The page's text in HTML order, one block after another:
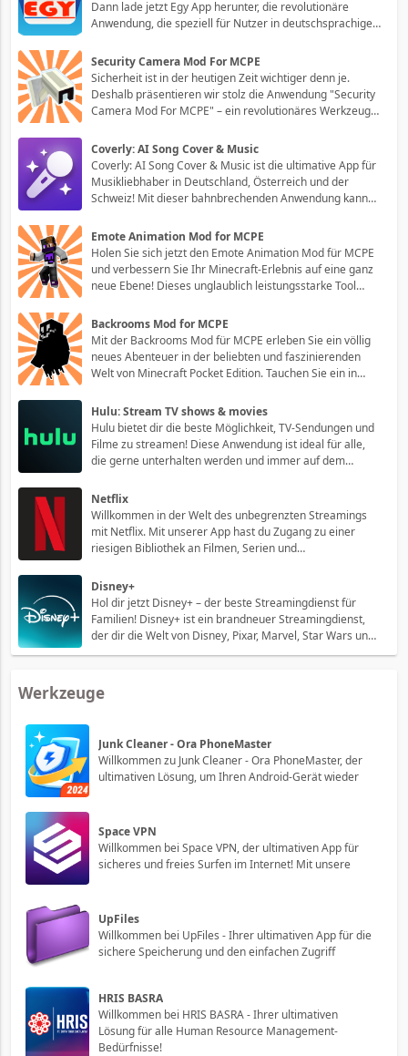
Dann lade jetzt Egy App herunter, die revolutionäre
Anwendung, die speziell für Nutzer in deutschsprachigen
erleichtern, produktiver sein oder einfach nur Spaß
haben möchtest, Egy App ist di
Security Camera Mod For MCPE
Sicherheit ist in der heutigen Zeit wichtiger denn je.
Deshalb präsentieren wir stolz die Anwendung "Security
Camera Mod For MCPE" – ein revolutionäres Werkzeug
Herzen liegt. Dieses benutzerfreundliche Modul wurde
speziell für die beliebte Welt
Coverly: AI Song Cover & Music
Coverly: AI Song Cover & Music ist die ultimative App für
Musikliebhaber in Deutschland, Österreich und der
Schweiz! Mit dieser bahnbrechenden Anwendung kannst
verwandeln und deinem musikalischen Ausdruck eine
ganz neue Dimension verleihen. Du
Emote Animation Mod for MCPE
Holen Sie sich jetzt den Emote Animation Mod für MCPE
und verbessern Sie Ihr Minecraft-Erlebnis auf eine ganz
neue Ebene! Dieses unglaublich leistungsstarke Tool
lassen und noch mehr Persönlichkeit in Ihre Kreationen
zu bringen. Beeindrucken Si
Backrooms Mod for MCPE
Mit der Backrooms Mod für MCPE erleben Sie ein völlig
neues Abenteuer in der beliebten und faszinierenden
Welt von Minecraft Pocket Edition. Tauchen Sie ein in
Fähigkeiten und Ihres Mutes führen wird! Mit unseren
neuen Modifikationen können
Hulu: Stream TV shows & movies
Hulu bietet dir die beste Möglichkeit, TV-Sendungen und
Filme zu streamen! Diese Anwendung ist ideal für alle,
die gerne unterhalten werden und immer auf dem
auf ein umfangreiches Angebot an TV-Shows und Filmen,
sodass du nie mehr etwas verpassen
Netflix
Willkommen in der Welt des unbegrenzten Streamings
mit Netflix. Mit unserer App hast du Zugang zu einer
riesigen Bibliothek an Filmen, Serien und
gezielt nach Inhalten deiner Lieblingsgenres und -
schauspieler. Mit Netflix hast du die ultimative Fr
Disney+
Hol dir jetzt Disney+ – der beste Streamingdienst für
Familien! Disney+ ist ein brandneuer Streamingdienst,
der dir die Welt von Disney, Pixar, Marvel, Star Wars und
National Geographic mit nur einem Abo bringt. Ob
Werkzeuge
Junk Cleaner - Ora PhoneMaster
Willkommen zu Junk Cleaner - Ora PhoneMaster, der
ultimativen Lösung, um Ihren Android-Gerät wieder
Space VPN
Willkommen bei Space VPN, der ultimativen App für
sicheres und freies Surfen im Internet! Mit unsere
UpFiles
Willkommen bei UpFiles - Ihrer ultimativen App für die
sichere Speicherung und den einfachen Zugriff
HRIS BASRA
Willkommen bei HRIS BASRA - Ihrer ultimativen
Lösung für alle Human Resource Management-
Bedürfnisse!